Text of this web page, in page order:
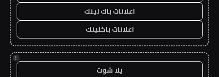
اعلانات باك لينك
اعلانات باكلينك
!
يلا شوت